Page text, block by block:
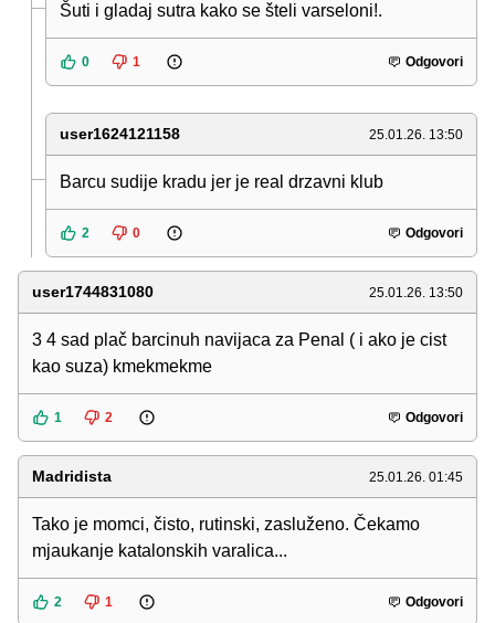
Šuti i gladaj sutra kako se šteli varseloni!.
0 1 Odgovori
user1624121158 25.01.26. 13:50
Barcu sudije kradu jer je real drzavni klub
2 0 Odgovori
user1744831080 25.01.26. 13:50
3 4 sad plač barcinuh navijaca za Penal ( i ako je cist
kao suza) kmekmekme
1 2 Odgovori
Madridista 25.01.26. 01:45
Tako je momci, čisto, rutinski, zasluženo. Čekamo
mjaukanje katalonskih varalica...
2 1 Odgovori